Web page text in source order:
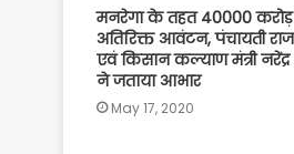
मनरेगा के तहत 40000
अतिरिक्त आवंटन, पंचायती
एवं किसान कल्याण मंत्री नरेंद्र
ने जताया आभार
May 17, 2020